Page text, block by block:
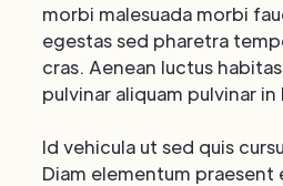
morbi malesuada morbi
egestas sed pharetra
cras. Aenean luctus
pulvinar aliquam pulvinar
Id vehicula ut sed quis
Diam elementum praesent